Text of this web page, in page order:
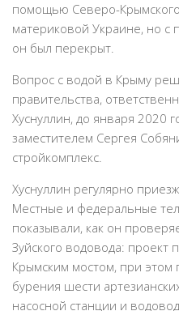
помощью Северо-
материковой Украине, но с
он был перекрыт.
Вопрос с водой в Крыму
правительства,
Хуснуллин, до января 2020
заместителем Сергея
стройкомплекс.
Хуснуллин регулярно
Местные и федеральные
показывали, как он
Зуйского водовода: проект
Крымским мостом, при этом
бурения шести
насосной станции и